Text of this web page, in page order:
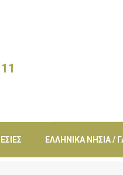
ΕΛΛΗΝΙΚΆ ΝΗΣΙΆ /